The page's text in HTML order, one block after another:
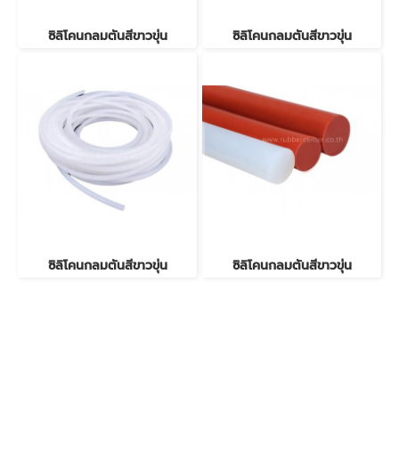
ซิลิโคนกลมตันสีขาวขุ่น ซิลิโคนกลมตันสีขาวขุ่น
ซิลิโคนกลมตันสีขาวขุ่น ซิลิโคนกลมตันสีขาวขุ่น